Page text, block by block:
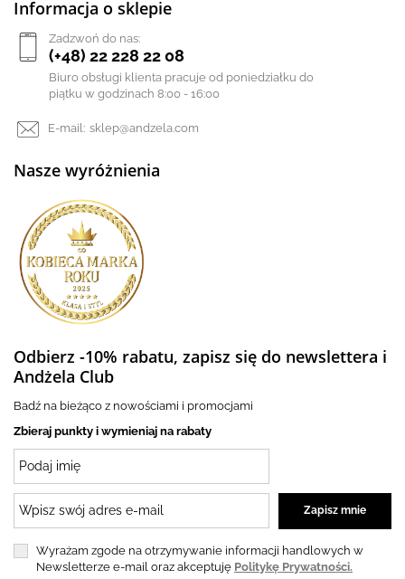
Informacja o sklepie
Zadzwoń do nas:
(+48) 22 228 22 08
Biuro obsługi klienta pracuje od poniedziałku do
piątku w godzinach 8:00 - 16:00
E-mail: sklep@andzela.com
Nasze wyróżnienia
Odbierz -10% rabatu, zapisz się do newslettera i
Andżela Club
Badź na bieżąco z nowościami i promocjami
Zbieraj punkty i wymieniaj na rabaty
Wyrażam zgode na otrzymywanie informacji handlowych w
Newsletterze e-mail oraz akceptuję Politykę Prywatności.